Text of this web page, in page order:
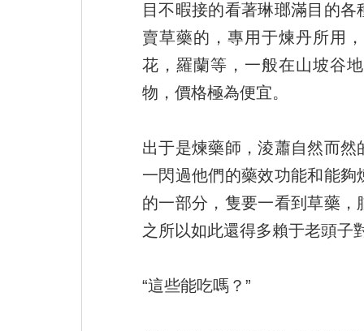
目不暇接的看著琳瑯滿目的
賣草藥的，專用于煉丹所用
花，羅蘭等，一般在山坡谷
物，價格極為便宜。
出于是煉藥師，淩蕭自然而
一閃過他們的藥效功能和能
的一部分，隻要一看到草藥
之所以如此還得多賴于老頭子
“這些能吃嗎？”